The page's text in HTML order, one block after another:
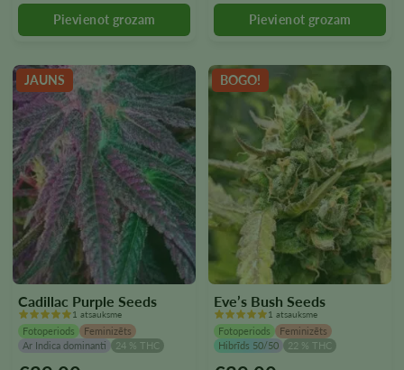
produkta
lapā
produkta
lapā
JAUNS
Cadillac Purple Seeds
1 atsauksme
Fotoperiods
Feminizēts
Ar Indica dominanti
24 % THC
BOGO!
Eve’s Bush Seeds
1 atsauksme
Fotoperiods
Feminizēts
Hibrīds 50/50
22 % THC